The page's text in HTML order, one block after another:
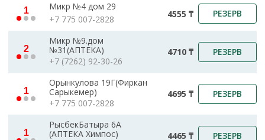
1
Микр №4 дом 29
+7 775 007-2828
4555 ₸ РЕЗЕРВ
2
Микр №9.дом
№31(АПТЕКА)
+7 (7262) 92-30-26
4710 ₸ РЕЗЕРВ
1
Орынкулова 19Г(Фиркан
Сарыкемер)
+7 775 007-2828
4695 ₸ РЕЗЕРВ
1
РысбекБатыра 6А
(АПТЕКА Химпос)
4465 ₸ РЕЗЕРВ